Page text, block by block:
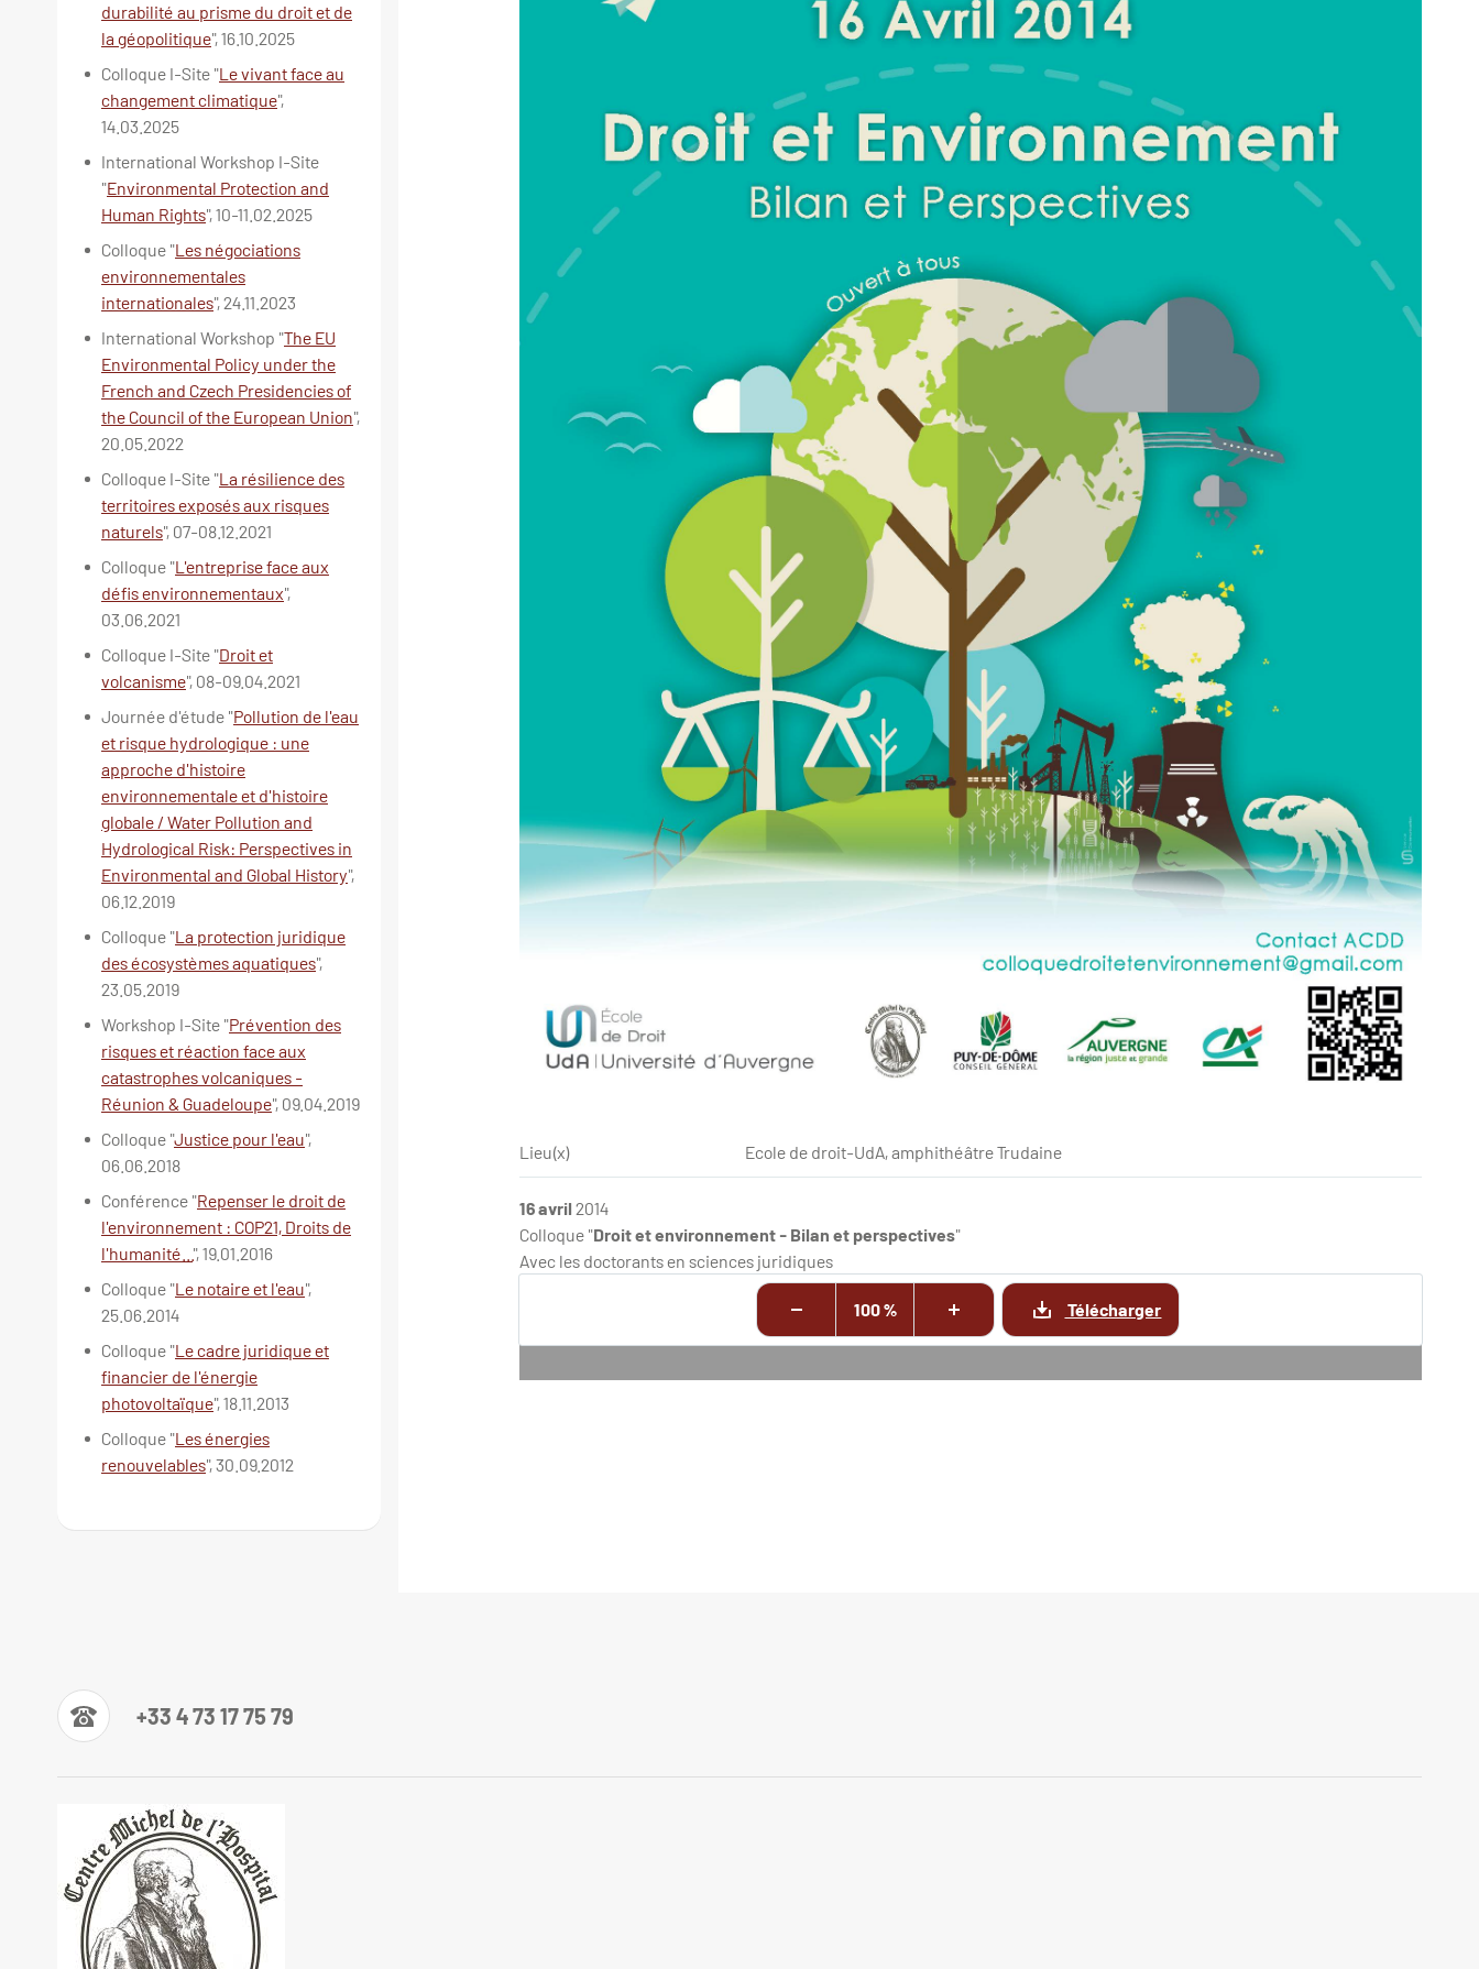
Lieu(x) Ecole de droit-UdA, amphithéâtre Trudaine
16 avril 2014
Colloque "Droit et environnement - Bilan et perspectives"
Avec les doctorants en sciences juridiques
100 % Télécharger
durabilité au prisme du droit et de
la géopolitique", 16.10.2025
Colloque I-Site "Le vivant face au
changement climatique",
14.03.2025
International Workshop I-Site
"Environmental Protection and
Human Rights", 10-11.02.2025
Colloque "Les négociations
environnementales
internationales", 24.11.2023
International Workshop "The EU
Environmental Policy under the
French and Czech Presidencies of
the Council of the European Union",
20.05.2022
Colloque I-Site "La résilience des
territoires exposés aux risques
naturels", 07-08.12.2021
Colloque "L'entreprise face aux
défis environnementaux",
03.06.2021
Colloque I-Site "Droit et
volcanisme", 08-09.04.2021
Journée d'étude "Pollution de l'eau
et risque hydrologique : une
approche d'histoire
environnementale et d'histoire
globale / Water Pollution and
Hydrological Risk: Perspectives in
Environmental and Global History",
06.12.2019
Colloque "La protection juridique
des écosystèmes aquatiques",
23.05.2019
Workshop I-Site "Prévention des
risques et réaction face aux
catastrophes volcaniques -
Réunion & Guadeloupe", 09.04.2019
Colloque "Justice pour l'eau",
06.06.2018
Conférence "Repenser le droit de
l'environnement : COP21, Droits de
l'humanité... ", 19.01.2016
Colloque "Le notaire et l'eau",
25.06.2014
Colloque "Le cadre juridique et
financier de l'énergie
photovoltaïque", 18.11.2013
Colloque "Les énergies
renouvelables", 30.09.2012
+33 4 73 17 75 79